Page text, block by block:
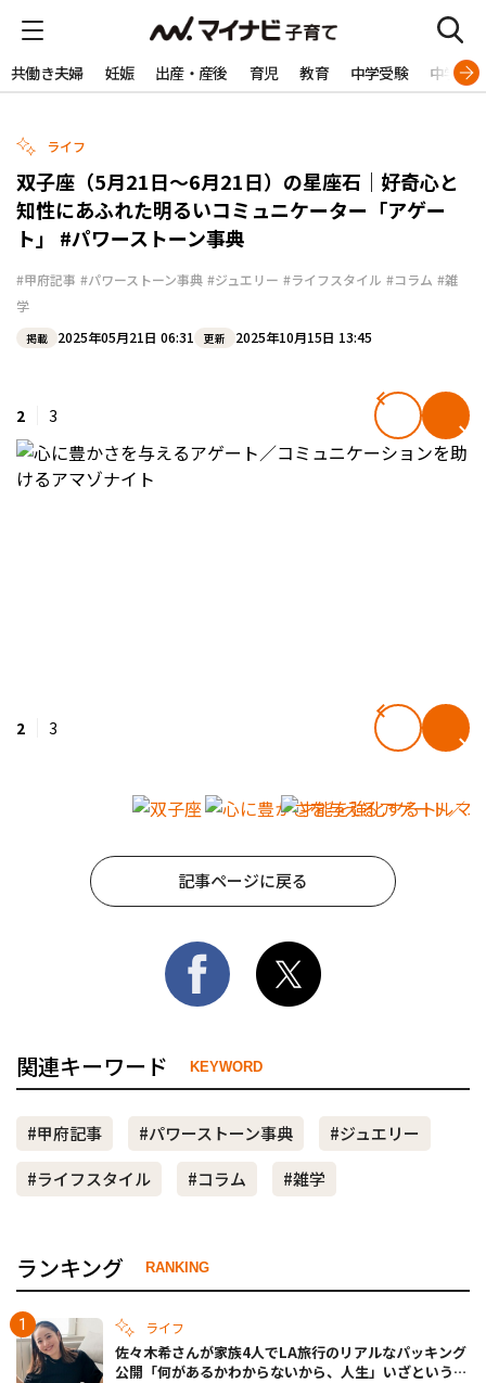
共働き夫婦 妊娠 出産・産後 育児 教育 中学受験 中学生
ライフ
双子座（5月21日〜6月21日）の星座石｜好奇心と
知性にあふれた明るいコミュニケーター「アゲー
ト」 #パワーストーン事典
#甲府記事 #パワーストーン事典 #ジュエリー #ライフスタイル #コラム #雑
学
掲載 2025年05月21日 06:31 更新 2025年10月15日 13:45
2 3
2 3
記事ページに戻る
関連キーワード KEYWORD
#甲府記事 #パワーストーン事典
#ジュエリー
#ライフスタイル
#コラム #雑学
ランキング RANKING
ライフ
佐々木希さんが家族4人でLA旅行のリアルなパッキング
公開「何があるかわからないから、人生」いざというと